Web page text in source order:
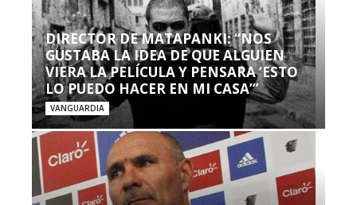
DIRECTOR DE MATAPANKI: “NOS
GUSTABA LA IDEA DE QUE ALGUIEN
VIERA LA PELÍCULA Y PENSARA ‘ESTO
LO PUEDO HACER EN MI CASA’”
VANGUARDIA